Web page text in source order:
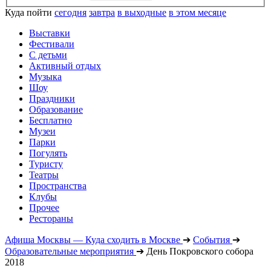
Куда пойти сегодня завтра в выходные в этом месяце
Выставки
Фестивали
С детьми
Активный отдых
Музыка
Шоу
Праздники
Образование
Бесплатно
Музеи
Парки
Погулять
Туристу
Театры
Пространства
Клубы
Прочее
Рестораны
Афиша Москвы — Куда сходить в Москве ➔ События ➔
Образовательные мероприятия ➔ День Покровского собора
2018